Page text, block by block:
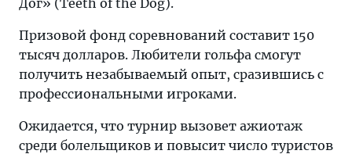
Дог» (Teeth of the Dog).
Призовой фонд соревнований составит 150
тысяч долларов. Любители гольфа смогут
получить незабываемый опыт, сразившись с
профессиональными игроками.
Ожидается, что турнир вызовет ажиотаж
среди болельщиков и повысит число туристов